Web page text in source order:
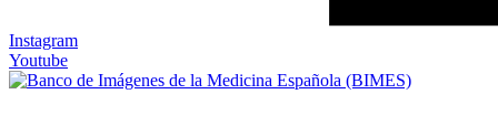
Instagram
Youtube